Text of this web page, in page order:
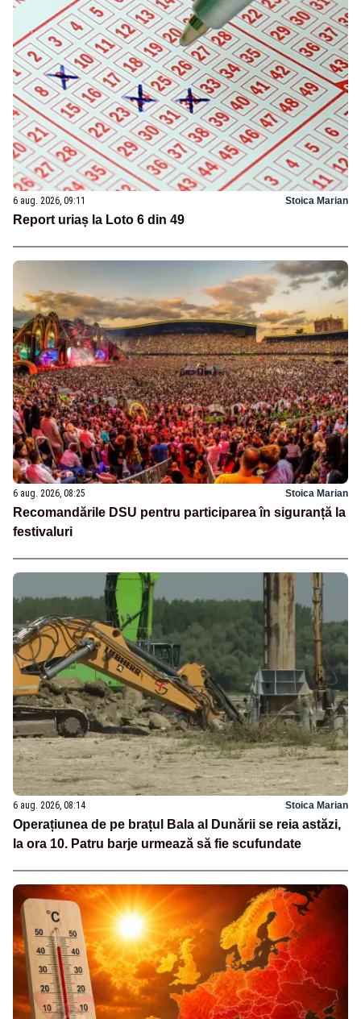
6 aug. 2026, 09:11 Stoica Marian
Report uriaș la Loto 6 din 49
6 aug. 2026, 08:25 Stoica Marian
Recomandările DSU pentru participarea în siguranță la
festivaluri
6 aug. 2026, 08:14 Stoica Marian
Operațiunea de pe brațul Bala al Dunării se reia astăzi,
la ora 10. Patru barje urmează să fie scufundate